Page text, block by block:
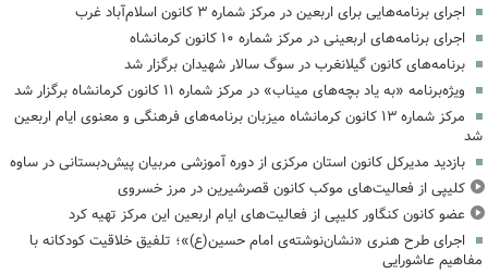
اجرای برنامه‌هایی برای اربعین در مرکز شماره ۳ کانون اسلام‌آباد غرب
اجرای برنامه‌های اربعینی در مرکز شماره ۱۰ کانون کرمانشاه
برنامه‌های کانون گیلانغرب در سوگ سالار شهیدان برگزار شد
ویژه‌برنامه «به یاد بچه‌های میناب» در مرکز شماره ۱۱ کانون کرمانشاه برگزار شد
مرکز شماره ۱۳ کانون کرمانشاه میزبان برنامه‌های فرهنگی و معنوی ایام اربعین
شد
بازدید مدیرکل کانون استان مرکزی از دوره آموزشی مربیان پیش‌دبستانی در ساوه
کلیپی از فعالیت‌های موکب کانون قصرشیرین در مرز خسروی
عضو کانون کنگاور کلیپی از فعالیت‌های ایام اربعین این مرکز تهیه کرد
اجرای طرح هنری «نشان‌نوشته‌ی امام حسین(ع)»؛ تلفیق خلاقیت کودکانه با
مفاهیم عاشورایی